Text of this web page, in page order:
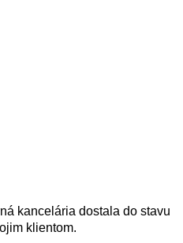
kancelária dostala do stavu
klientom.